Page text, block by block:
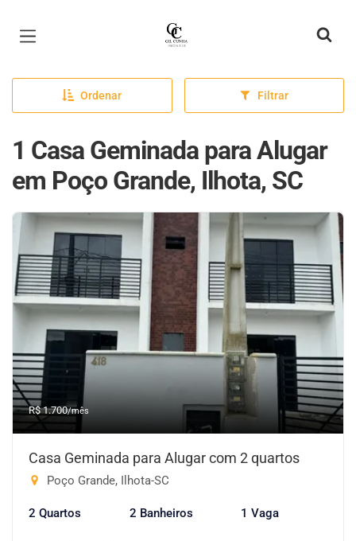
Página inicial
Ordenar Filtrar
1 Casa Geminada para Alugar
em Poço Grande, Ilhota, SC
R$ 1.700/mês
Casa Geminada para Alugar com 2 quartos
Poço Grande, Ilhota-SC
2 Quartos 2 Banheiros 1 Vaga